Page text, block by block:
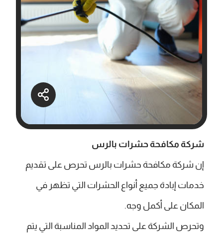
شركة مكافحة حشرات بالرس
إن شركة مكافحة حشرات بالرس تحرص على تقديم
خدمات إبادة جميع أنواع الحشرات التي تظهر في
المكان على أكمل وجه.
وتحرص الشركة على تحديد المواد المناسبة التي يتم